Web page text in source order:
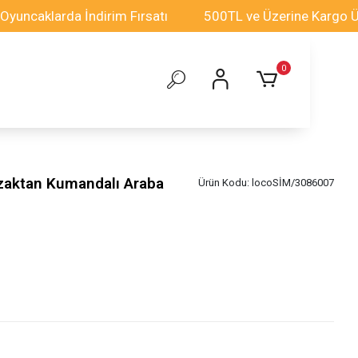
İndirim Fırsatı 500TL ve Üzerine Kargo
0
Kumandalı Araba Ürün Kodu: locoSİM/3086007